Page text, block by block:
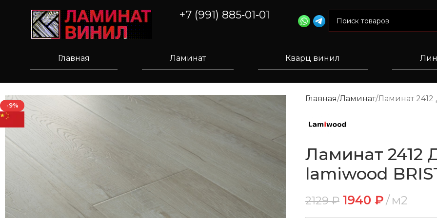
+7 (991) 885‑01‑01
Главная Ламинат Кварц винил
-9%
Главная Ламинат Ламинат
Ламинат 2412
lamiwood
2129₽ 1940 ₽ м2